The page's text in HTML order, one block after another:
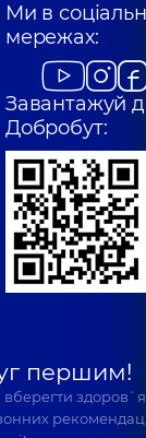
Ми в
мережах:
Завантажуй
Добробут:
першим!
вберегти